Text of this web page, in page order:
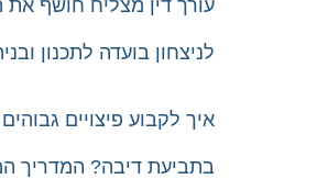
עורך דין מצליח חושף את
לניצחון בועדה לתכנון
איך לקבוע פיצויים גבוהים
בתביעת דיבה? המדריך